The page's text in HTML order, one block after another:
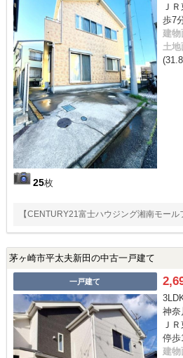
25枚
Ｊ
歩7
建物
土地
【CENTURY21富士ハウジング湘南モール
茅ヶ崎市平太夫新田の中古一戸建て
一戸建て
神奈
Ｊ
停歩
建物